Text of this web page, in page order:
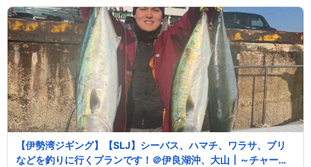
【伊勢湾ジギング】【SLJ】シーバス、ハマチ、ワラサ、ブリ
などを釣りに行くプランです！＠伊良湖沖、大山┃～チャータ